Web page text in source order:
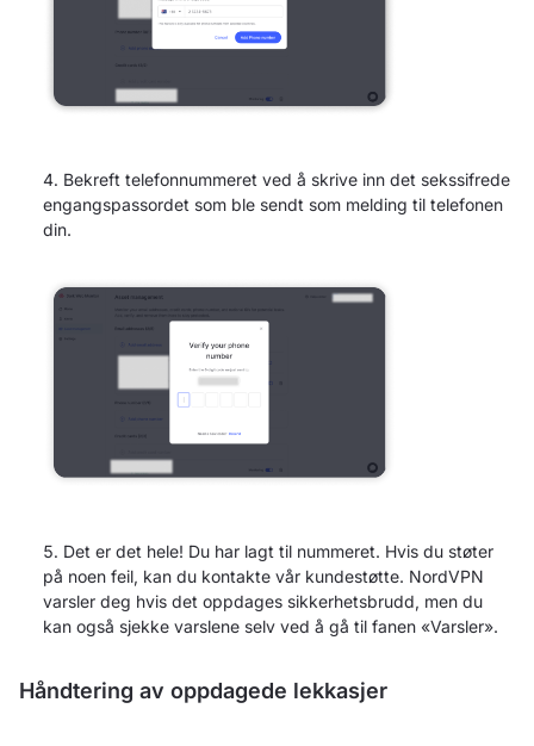
Bekreft telefonnummeret ved å skrive inn det sekssifrede
engangspassordet som ble sendt som melding til telefonen
din.
Det er det hele! Du har lagt til nummeret. Hvis du støter
på noen feil, kan du kontakte vår kundestøtte. NordVPN
varsler deg hvis det oppdages sikkerhetsbrudd, men du
kan også sjekke varslene selv ved å gå til fanen «Varsler».
Håndtering av oppdagede lekkasjer